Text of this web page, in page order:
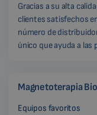
Gracias a su alta
clientes satisfechos
número de
único que ayuda a las
Magnetoterapia
Equipos favoritos